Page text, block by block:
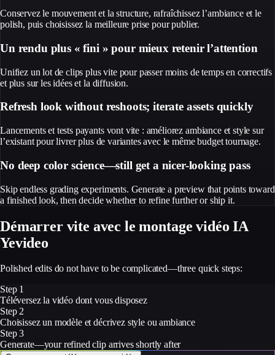
Conservez le mouvement et la structure, rafraîchissez l’ambiance et le
polish, puis choisissez la meilleure prise pour publier.
Un rendu plus « fini » pour mieux retenir l’attention
Unifiez un lot de clips plus vite pour passer moins de temps en correctifs
et plus sur les idées et la diffusion.
Refresh look without reshoots; iterate assets quickly
Lancements et tests payants vont vite : améliorez ambiance et style sur
l’existant pour livrer plus de variantes avec le même budget tournage.
No deep color science—still get a nicer-looking pass
Skip endless grading experiments. Generate a preview that points toward
a finished look, then decide whether to refine further or ship it.
Démarrer vite avec le montage vidéo IA
Yevideo
Polished edits do not have to be complicated—three quick steps:
Step 1
Téléversez la vidéo dont vous disposez
Step 2
Choisissez un modèle et décrivez style ou ambiance
Step 3
Generate—your refined clip arrives shortly after